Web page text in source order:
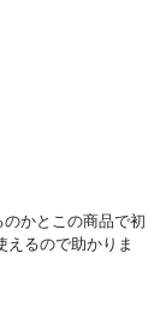
かとこの商品で初
えるので助かりま